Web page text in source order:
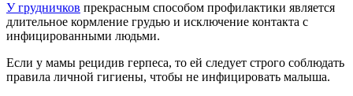
У грудничков прекрасным способом профилактики является
длительное кормление грудью и исключение контакта с
инфицированными людьми.
Если у мамы рецидив герпеса, то ей следует строго соблюдать
правила личной гигиены, чтобы не инфицировать малыша.